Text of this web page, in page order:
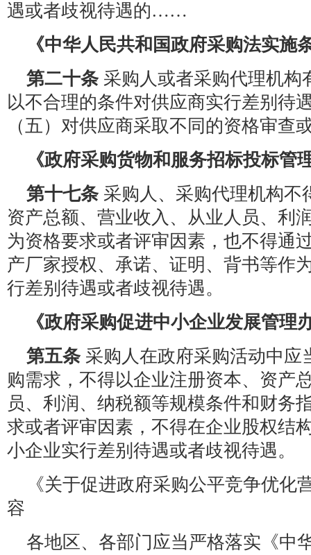
遇或者歧视待遇的……
《中华人民共和国政府采购法实施
第二十条 采购人或者采购代理机构
以不合理的条件对供应商实行差别
（五）对供应商采取不同的资格审
《政府采购货物和服务招标投标管
第十七条 采购人、采购代理机构不
资产总额、营业收入、从业人员、利
为资格要求或者评审因素，也不得通
产厂家授权、承诺、证明、背书等作
行差别待遇或者歧视待遇。
《政府采购促进中小企业发展管理
第五条 采购人在政府采购活动中应
购需求，不得以企业注册资本、资产
员、利润、纳税额等规模条件和财务
求或者评审因素，不得在企业股权结
小企业实行差别待遇或者歧视待遇。
《关于促进政府采购公平竞争优化
容
各地区、各部门应当严格落实《中